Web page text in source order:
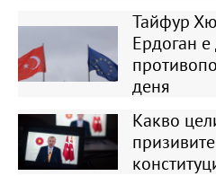
Тайфур
Ердоган
деня
Какво